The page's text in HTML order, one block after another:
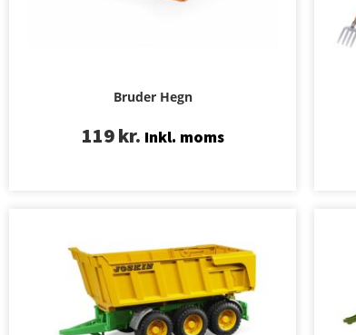
Bruder Hegn
119kr. Inkl. moms